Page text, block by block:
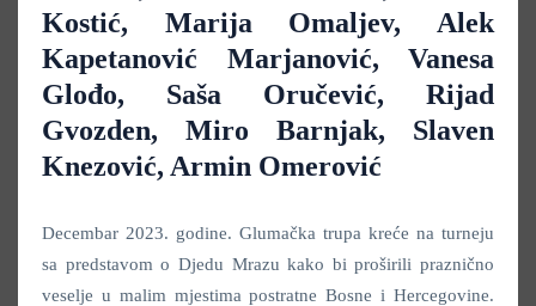
Kostić, Marija Omaljev, Alek
Kapetanović Marjanović, Vanesa
Glođo, Saša Oručević, Rijad
Gvozden, Miro Barnjak, Slaven
Knezović, Armin Omerović
Decembar 2023. godine. Glumačka trupa kreće na turneju
sa predstavom o Djedu Mrazu kako bi proširili praznično
veselje u malim mjestima postratne Bosne i Hercegovine.